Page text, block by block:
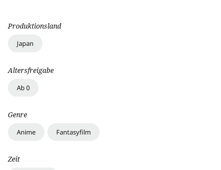
Produktionsland
Japan
Altersfreigabe
Ab 0
Genre
Anime Fantasyfilm
Zeit